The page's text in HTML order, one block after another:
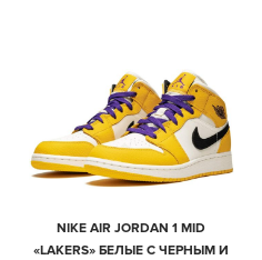
NIKE AIR JORDAN 1 MID
«LAKERS» БЕЛЫЕ С ЧЕРНЫМ И